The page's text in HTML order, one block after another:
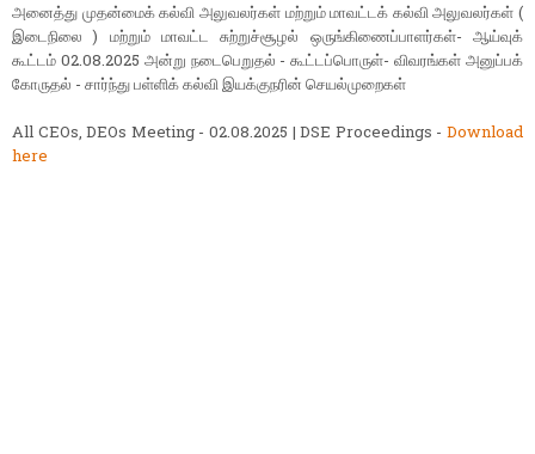
அனைத்து முதன்மைக் கல்வி அலுவலர்கள் மற்றும் மாவட்டக் கல்வி அலுவலர்கள் (
இடைநிலை ) மற்றும் மாவட்ட சுற்றுச்சூழல் ஒருங்கிணைப்பாளர்கள்- ஆய்வுக்
கூட்டம் 02.08.2025 அன்று நடைபெறுதல் - கூட்டப்பொருள்- விவரங்கள் அனுப்பக்
கோருதல் - சார்ந்து பள்ளிக் கல்வி இயக்குநரின் செயல்முறைகள்
All CEOs, DEOs Meeting - 02.08.2025 | DSE Proceedings - Download
here